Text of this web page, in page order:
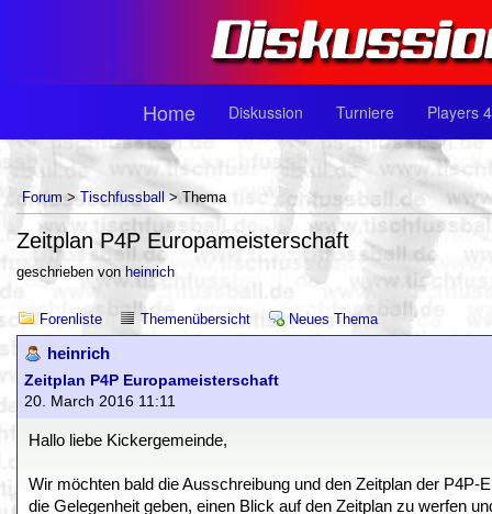
Home Diskussion Turniere Players
Forum > Tischfussball > Thema
Zeitplan P4P Europameisterschaft
geschrieben von heinrich
Forenliste Themenübersicht Neues Thema
heinrich
Zeitplan P4P Europameisterschaft
20. March 2016 11:11
Hallo liebe Kickergemeinde,
Wir möchten bald die Ausschreibung und den Zeitplan der
die Gelegenheit geben, einen Blick auf den Zeitplan zu werfen